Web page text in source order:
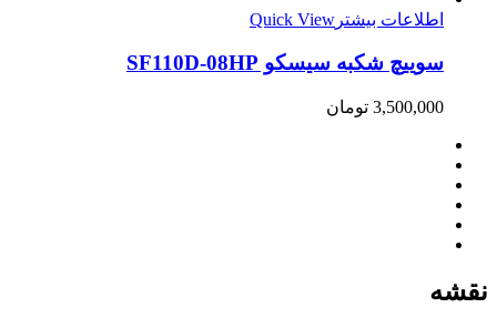
اطلاعات بیشتر Quick View
سوییچ شکبه سیسکو SF110D-08HP
3,500,000 تومان
نقشه